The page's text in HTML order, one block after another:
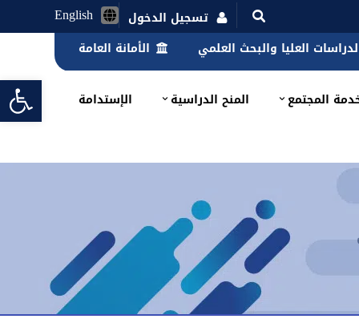
English
تسجيل الدخول
العليا والبحث العلمي الأمانة العامة
المجتمع المنح الدراسية الإستدامة